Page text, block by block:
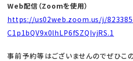
Web配信（Zoomを使用）
https://us02web.zoom.us/j/
C1p1bQV9x0lhLP6fSZQIvjRS.1
事前予約等はございませんのでぜひこ